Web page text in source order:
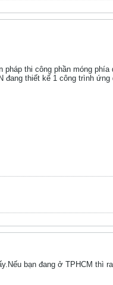
thi công phần móng
đang thiết kế 1 công trình ứng
bạn đang ở TPHCM thì